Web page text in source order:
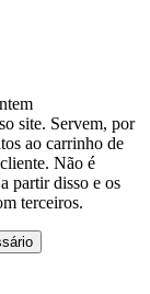
site. Servem, por
ao carrinho de
Não é
partir disso e os
terceiros.